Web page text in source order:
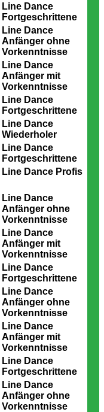
Line Dance
Fortgeschrittene
Line Dance
Anfänger ohne
Vorkenntnisse
Line Dance
Anfänger mit
Vorkenntnisse
Line Dance
Fortgeschrittene
Line Dance
Wiederholer
Line Dance
Fortgeschrittene
Line Dance Profis
Line Dance
Anfänger ohne
Vorkenntnisse
Line Dance
Anfänger mit
Vorkenntnisse
Line Dance
Fortgeschrittene
Line Dance
Anfänger ohne
Vorkenntnisse
Line Dance
Anfänger mit
Vorkenntnisse
Line Dance
Fortgeschrittene
Line Dance
Anfänger ohne
Vorkenntnisse